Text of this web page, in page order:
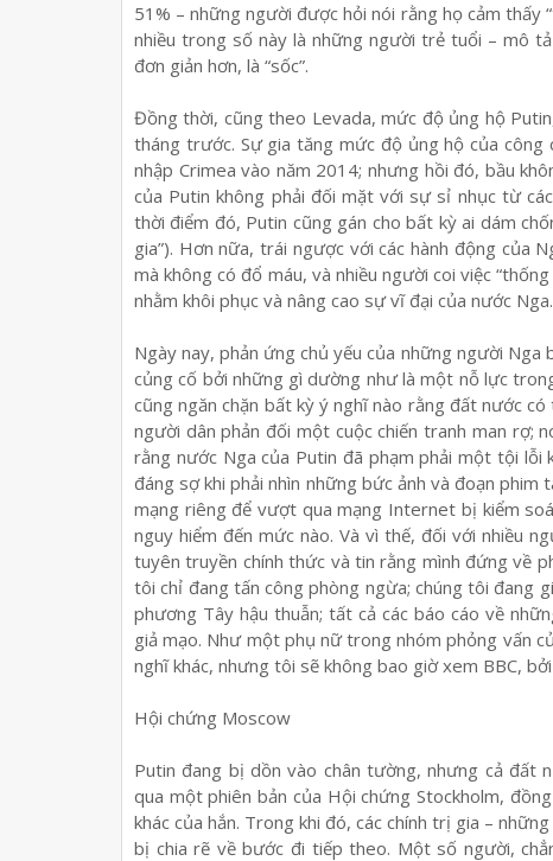
51% – những người được hỏi nói rằng họ cảm thấy
nhiều trong số này là những người trẻ tuổi – mô tả
đơn giản hơn, là “sốc”.
Đồng thời, cũng theo Levada, mức độ ủng hộ
tháng trước. Sự gia tăng mức độ ủng hộ của
nhập Crimea vào năm 2014; nhưng hồi đó, bầu
của Putin không phải đối mặt với sự sỉ nhục từ
thời điểm đó, Putin cũng gán cho bất kỳ ai dám
gia”). Hơn nữa, trái ngược với các hành động của
mà không có đổ máu, và nhiều người coi việc
nhằm khôi phục và nâng cao sự vĩ đại của nước Nga.
Ngày nay, phản ứng chủ yếu của những người
củng cố bởi những gì dường như là một nỗ lực
cũng ngăn chặn bất kỳ ý nghĩ nào rằng đất nước
người dân phản đối một cuộc chiến tranh man rợ;
rằng nước Nga của Putin đã phạm phải một tội lỗi
đáng sợ khi phải nhìn những bức ảnh và đoạn
mạng riêng để vượt qua mạng Internet bị kiểm
nguy hiểm đến mức nào. Và vì thế, đối với nhiều
tuyên truyền chính thức và tin rằng mình đứng về
tôi chỉ đang tấn công phòng ngừa; chúng tôi đang
phương Tây hậu thuẫn; tất cả các báo cáo về
giả mạo. Như một phụ nữ trong nhóm phỏng vấn
nghĩ khác, nhưng tôi sẽ không bao giờ xem BBC,
Hội chứng Moscow
Putin đang bị dồn vào chân tường, nhưng cả đất
qua một phiên bản của Hội chứng Stockholm,
khác của hắn. Trong khi đó, các chính trị gia –
bị chia rẽ về bước đi tiếp theo. Một số người,